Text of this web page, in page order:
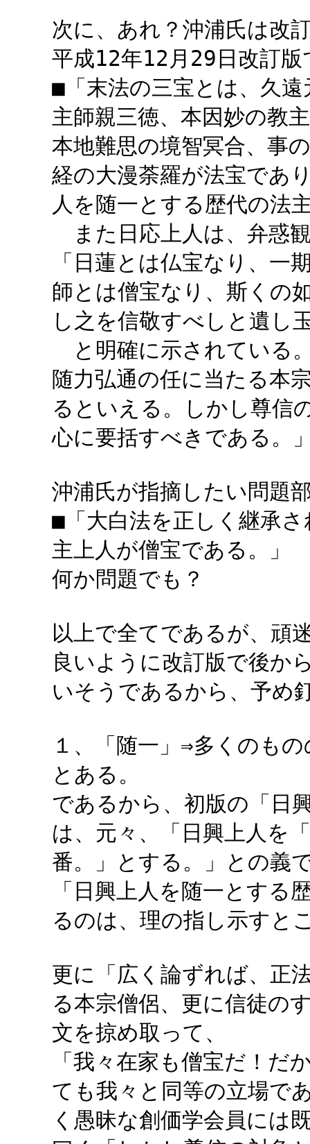
次に、あれ？沖浦氏は改
平成12年12月29日改訂
■「末法の三宝とは、久
主師親三徳、本因妙の教
本地難思の境智冥合、事
経の大漫荼羅が法宝であ
人を随一とする歴代の法
また日応上人は、弁惑
「日蓮とは仏宝なり、一
師とは僧宝なり、斯くの
し之を信敬すべしと遺し
と明確に示されている
随力弘通の任に当たる本
るといえる。しかし尊信
心に要括すべきである。
沖浦氏が指摘したい問題
■「大白法を正しく継承
主上人が僧宝である。」
何か問題でも？
以上で全てであるが、頑
良いように改訂版で後か
いそうであるから、予め
１、「随一」⇒多くのも
とある。
であるから、初版の「日
は、元々、「日興上人を
番。」とする。」との義
「日興上人を随一とする
るのは、理の指し示すと
更に「広く論ずれば、正
る本宗僧侶、更に信徒の
文を掠め取って、
「我々在家も僧宝だ！だ
ても我々と同等の立場で
く愚昧な創価学会員には